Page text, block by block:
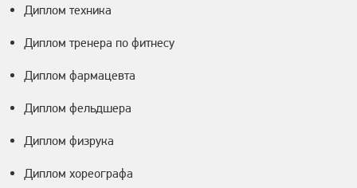
Диплом техника
Диплом тренера по фитнесу
Диплом фармацевта
Диплом фельдшера
Диплом физрука
Диплом хореографа